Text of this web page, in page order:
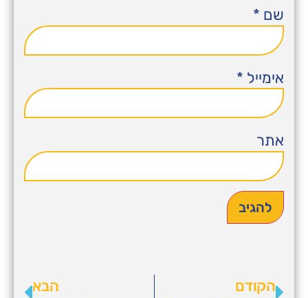
שם *
אימייל *
אתר
הקודם הבא